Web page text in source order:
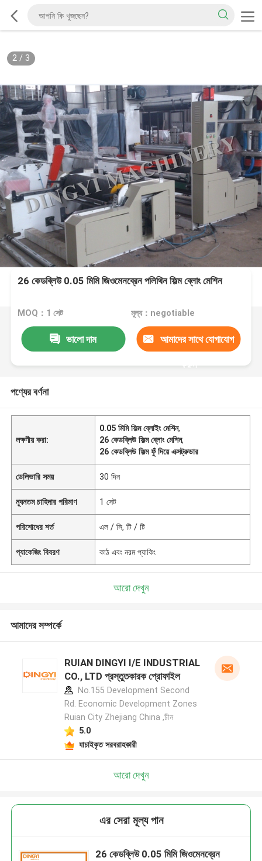
2/ 3
26 কেডব্লিউ 0.05 মিমি জিওমেনব্রেন পলিথিন ফিল্ম ব্লোং মেশিন
MOQ：1 সেট মূল্য：negotiable
ভালো দাম আমাদের সাথে যোগাযোগ
করুন
পণ্যের বর্ণনা
লক্ষণীয় করা:
0.05 মিমি ফিল্ম ব্লোইং মেশিন,
26 কেডব্লিউ ফিল্ম ব্লোং মেশিন,
26 কেডব্লিউ ফিল্ম ফুঁ দিয়ে এক্সট্রুডার
ডেলিভারি সময় 30 দিন
ন্যূনতম চাহিদার পরিমাণ 1 সেট
পরিশোধের শর্ত এল / সি, টি / টি
প্যাকেজিং বিবরণ কাঠ এবং নরম প্যাকিং
আরো দেখুন
আমাদের সম্পর্কে
RUIAN DINGYI I/E INDUSTRIAL
CO., LTD প্রস্তুতকারক প্রোফাইল
No.155 Development Second
Rd. Economic Development Zones
Ruian City Zhejiang China ,চীন
5.0
যাচাইকৃত সরবরাহকারী
আরো দেখুন
এর সেরা মূল্য পান
26 কেডব্লিউ 0.05 মিমি জিওমেনব্রেন